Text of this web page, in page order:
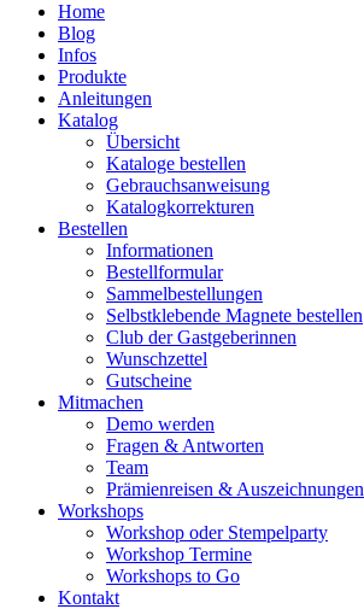
Home
Blog
Infos
Produkte
Anleitungen
Katalog
Übersicht
Kataloge bestellen
Gebrauchsanweisung
Katalogkorrekturen
Bestellen
Informationen
Bestellformular
Sammelbestellungen
Selbstklebende Magnete bestellen
Club der Gastgeberinnen
Wunschzettel
Gutscheine
Mitmachen
Demo werden
Fragen & Antworten
Team
Prämienreisen & Auszeichnungen
Workshops
Workshop oder Stempelparty
Workshop Termine
Workshops to Go
Kontakt